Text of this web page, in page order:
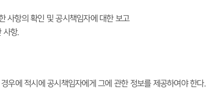
사항의 확인 및 공시책임자에 대한 보고
사항.
에 적시에 공시책임자에게 그에 관한 정보를 제공하여야 한다.